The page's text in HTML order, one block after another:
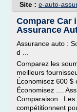
Site : e-auto-
Compare Car
Assurance
Assurance auto :
d ...
Comparez les
meilleurs
Économisez 600 $
Économisez ....
Comparaison .
compétitionnent